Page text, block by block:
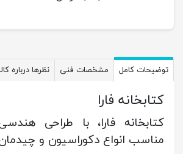
توضیحات کامل مشخصات فنی نظرها درباره
کتابخانه فارا
کتابخانه فارا، با طراحی
مناسب انواع دکوراسیون و